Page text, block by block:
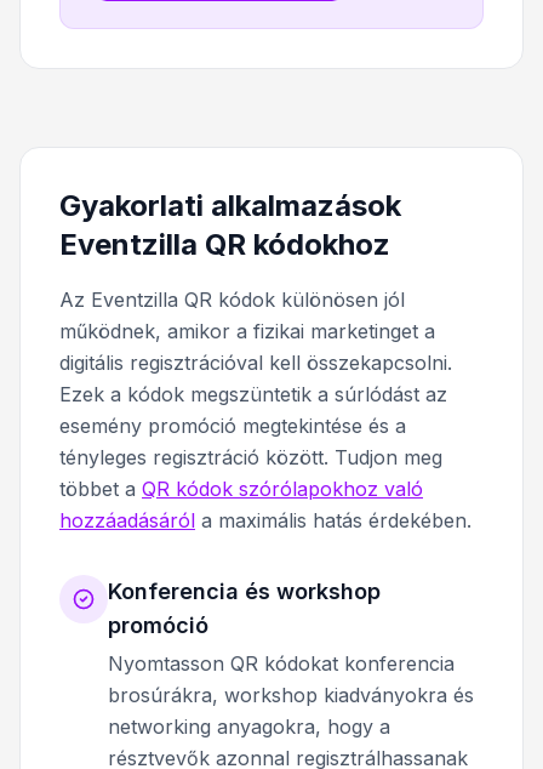
Gyakorlati alkalmazások
Eventzilla QR kódokhoz
Az Eventzilla QR kódok különösen jól
működnek, amikor a fizikai marketinget a
digitális regisztrációval kell összekapcsolni.
Ezek a kódok megszüntetik a súrlódást az
esemény promóció megtekintése és a
tényleges regisztráció között. Tudjon meg
többet a QR kódok szórólapokhoz való
hozzáadásáról a maximális hatás érdekében.
Konferencia és workshop
promóció
Nyomtasson QR kódokat konferencia
brosúrákra, workshop kiadványokra és
networking anyagokra, hogy a
résztvevők azonnal regisztrálhassanak